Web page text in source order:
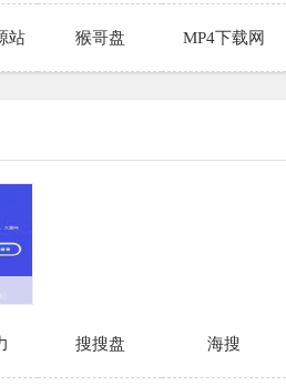
站 猴哥盘 MP4下载网
搜搜盘 海搜